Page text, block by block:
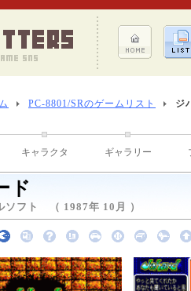
PC-8801/SRのゲームリスト ジ
キャラクタ ギャラリー
ド
ソフト （ 1987年 10月 ）